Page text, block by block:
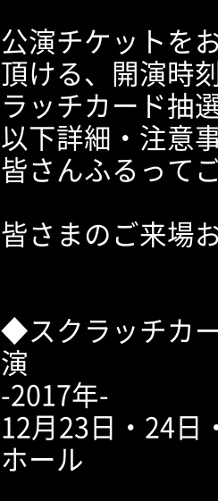
公演チケットを
頂ける、開演時
ラッチカード抽
以下詳細・注意
皆さんふるって
皆さまのご来場
◆スクラッチカ
演
-2017年-
12月23日・24日
ホール